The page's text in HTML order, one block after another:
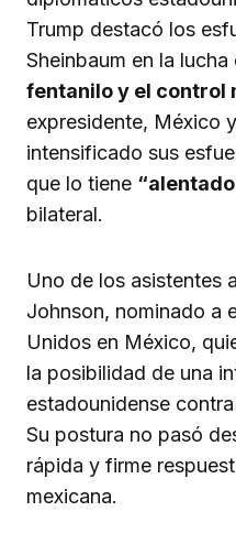
Trump destacó los
Sheinbaum en la lucha
fentanilo y el control
expresidente, México y
intensificado sus
que lo tiene
bilateral.
Uno de los asistentes
Johnson, nominado a
Unidos en México,
la posibilidad de una
estadounidense
Su postura no pasó
rápida y firme
mexicana.